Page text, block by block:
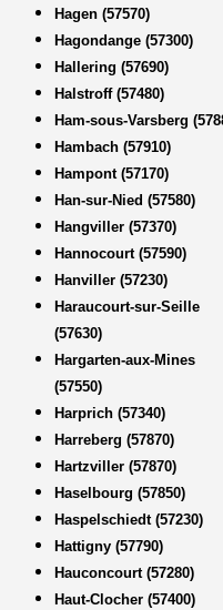
Hagen (57570)
Hagondange (57300)
Hallering (57690)
Halstroff (57480)
Ham-sous-Varsberg
Hambach (57910)
Hampont (57170)
Han-sur-Nied (57580)
Hangviller (57370)
Hannocourt (57590)
Hanviller (57230)
Haraucourt-sur-Seille
(57630)
Hargarten-aux-Mines
(57550)
Harprich (57340)
Harreberg (57870)
Hartzviller (57870)
Haselbourg (57850)
Haspelschiedt (57230)
Hattigny (57790)
Hauconcourt (57280)
Haut-Clocher (57400)